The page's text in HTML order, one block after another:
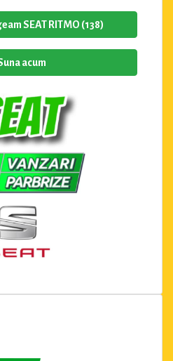
SEAT RITMO (138)
acum